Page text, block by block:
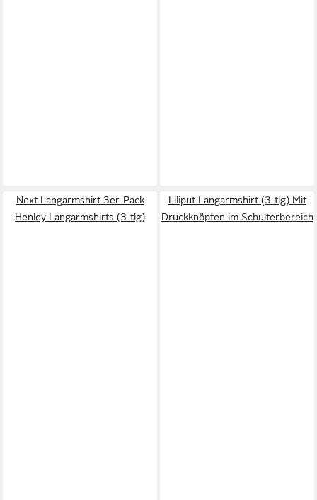
Next Langarmshirt 3er-Pack
Henley Langarmshirts (3-tlg)
Liliput Langarmshirt (3-tlg) Mit
Druckknöpfen im Schulterbereich